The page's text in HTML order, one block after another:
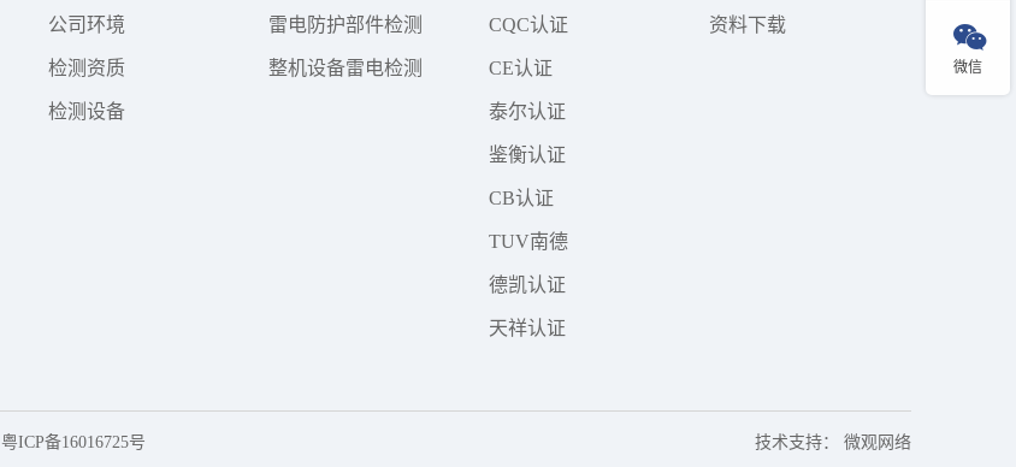
公司环境
检测资质
检测设备
雷电防护部件检测
整机设备雷电检测
CQC认证
CE认证
泰尔认证
鉴衡认证
CB认证
TUV南德
德凯认证
天祥认证
资料下载
粤ICP备16016725号 技术支持： 微观网络

微信